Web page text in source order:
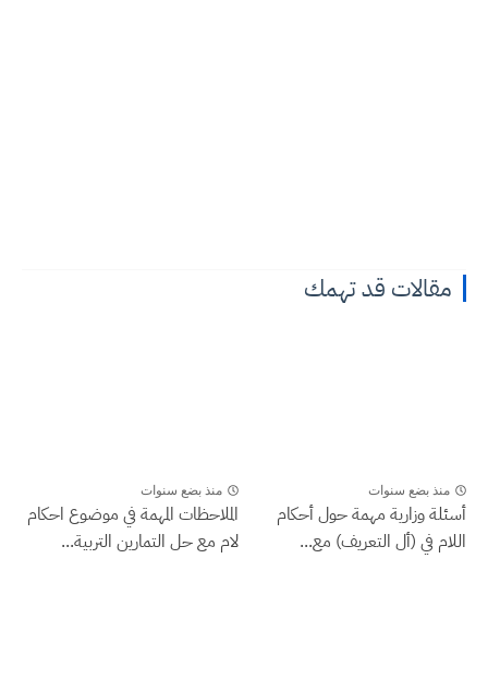
مقالات قد تهمك
منذ بضع سنوات
أسئلة وزارية مهمة حول أحكام
اللام في (أل التعريف) مع...
منذ بضع سنوات
الملاحظات المهمة في موضوع احكام
لام مع حل التمارين التربية...